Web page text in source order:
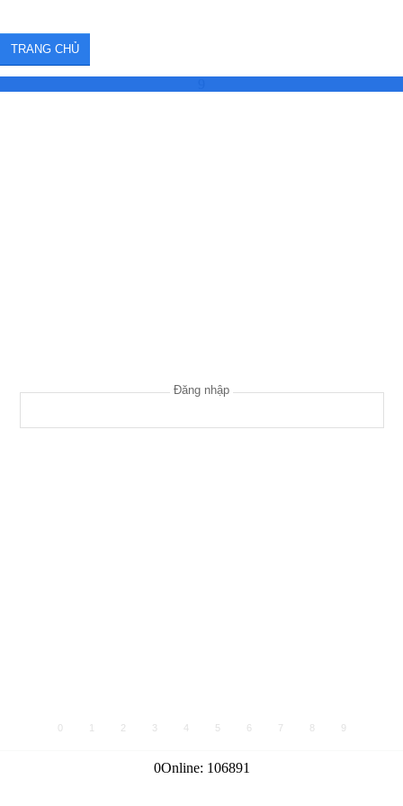
TRANG CHỦ
Đăng nhập
0 1 2 3 4 5 6 7 8 9
0Online: 106891